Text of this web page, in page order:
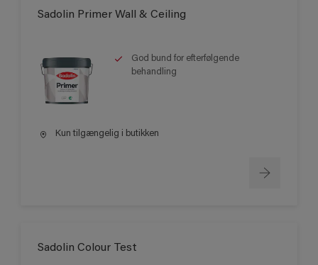
Sadolin Primer Wall & Ceiling
God bund for efterfølgende
behandling
Kun tilgængelig i butikken
Sadolin Colour Test